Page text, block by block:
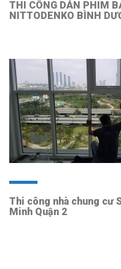
THI CÔNG DÁN PHIM
NITTODENKO BÌNH
Thi công nhà chung cư
Minh Quận 2